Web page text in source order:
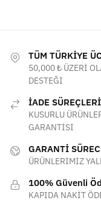
TÜM TÜRKİYE
50,000 ₺ ÜZERİ
DESTEĞİ
İADE SÜREÇLERİ
KUSURLU
GARANTİSİ
GARANTİ
ÜRÜNLERİMİZ
100% Güvenli
KAPIDA NAKİT